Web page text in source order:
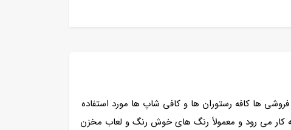
ها کافه رستوران‌ ها و کافی‌ شاپ‌ ها مورد استفاده
کار می‌ رود و معمولاً رنگ‌ های خوش‌ رنگ و لعاب مخزن‌